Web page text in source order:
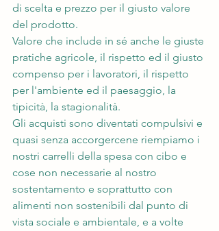
di scelta e prezzo per il giusto valore
del prodotto.
Valore che include in sé anche le giuste
pratiche agricole, il rispetto ed il giusto
compenso per i lavoratori, il rispetto
per l'ambiente ed il paesaggio, la
tipicità, la stagionalità.
Gli acquisti sono diventati compulsivi e
quasi senza accorgercene riempiamo i
nostri carrelli della spesa con cibo e
cose non necessarie al nostro
sostentamento e soprattutto con
alimenti non sostenibili dal punto di
vista sociale e ambientale, e a volte